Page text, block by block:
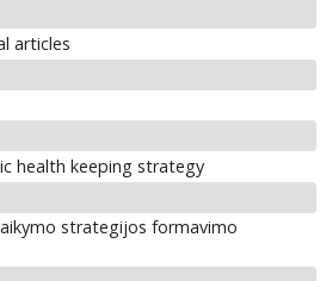
articles
health keeping strategy
strategijos formavimo